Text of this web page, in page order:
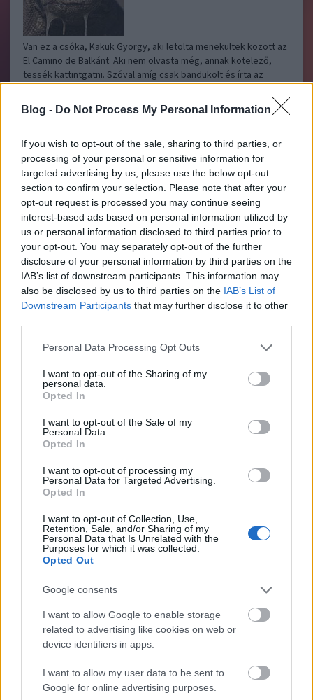
Blog - Do Not Process My Personal Information
If you wish to opt-out of the sale, sharing to third parties, or
processing of your personal or sensitive information for
targeted advertising by us, please use the below opt-out
section to confirm your selection. Please note that after your
opt-out request is processed you may continue seeing
interest-based ads based on personal information utilized by
us or personal information disclosed to third parties prior to
your opt-out. You may separately opt-out of the further
disclosure of your personal information by third parties on the
IAB’s list of downstream participants. This information may
also be disclosed by us to third parties on the IAB’s List of
Downstream Participants that may further disclose it to other
Please note that this website/app uses one or more Google
not limited to your visit or usage behaviour. You may click to
grant or deny consent to Google and its third-party tags to
use your data for below specified purposes in below Google
consent section.
Personal Data Processing Opt Outs
I want to opt-out of the Sharing of my
personal data.
Opted In
I want to opt-out of the Sale of my
Personal Data.
Opted In
I want to opt-out of processing my
Personal Data for Targeted Advertising.
Opted In
I want to opt-out of Collection, Use,
Retention, Sale, and/or Sharing of my
Personal Data that Is Unrelated with the
Purposes for which it was collected.
Opted Out
Google consents
I want to allow Google to enable storage
related to advertising like cookies on web or
device identifiers in apps.
I want to allow my user data to be sent to
Google for online advertising purposes.
Van ez a csóka, Kakuk György, aki letolta menekültek között az
El Camino de Balkánt. Aki nem olvasta még, annak kötelező,
tessék kattintgatni. Szóval amíg csak bandukolt és írta az
élményeket addig…..
@taga20
Anyócát izgasd! Vedd el a nyugdíját!:) Bocsi @evasanyoca
nem tudtam kihagyni!:)
tristen2005 2015.08.16 11:18:33
@evasanyoca:
"huszonéves gyönyörű fiatal lány voltam, és éltem az
életem, és nem fájt a derekam......"
Persze! Mózes véste kőbe a keresztleveled!:)
tristen2005 2015.08.14 20:26:17
@taga20:
meg a nyugdíjas klub!:)
tristen2005 2015.08.14 21:07:55
@ornagy50:
www.tvgo.hu/cikk/758160_mi_tortent_a_spinedzserek_tren